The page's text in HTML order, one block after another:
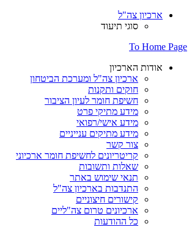
ארכיון צה"ל
סוגי תיעוד
To Home Page
אודות הארכיון
ארכיון צה"ל ומערכת הביטחון
חוקים ותקנות
חשיפת חומר לעיון הציבור
מידע מתיקי פרט
מידע אישי/רפואי
מידע מתיקים ענייניים
צור קשר
קריטריונים לחשיפת חומר ארכיוני
שאלות ותשובות
תנאי שימוש באתר
התנדבות בארכיון צה"ל
קישורים חיצוניים
ארכיונים טרום צה"ליים
כל ההודעות